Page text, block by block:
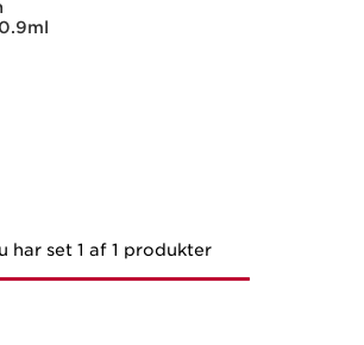
har set 1 af 1 produkter